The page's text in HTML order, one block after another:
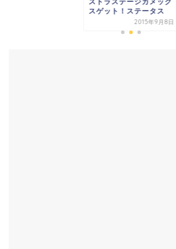
スゲット！ステータス
2015年9月8日